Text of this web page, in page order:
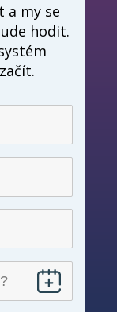
a my se
hodit.